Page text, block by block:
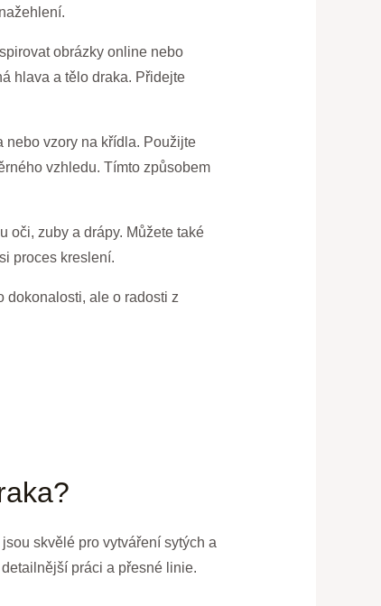
obrázky online nebo
hlava a tělo draka. Přidejte
nebo vzory na křídla. Použijte
vzhledu. Tímto způsobem
oči, zuby a drápy. Můžete také
proces kreslení.
dokonalosti, ale o radosti z
skvělé pro vytváření sytých a
práci a přesné linie.